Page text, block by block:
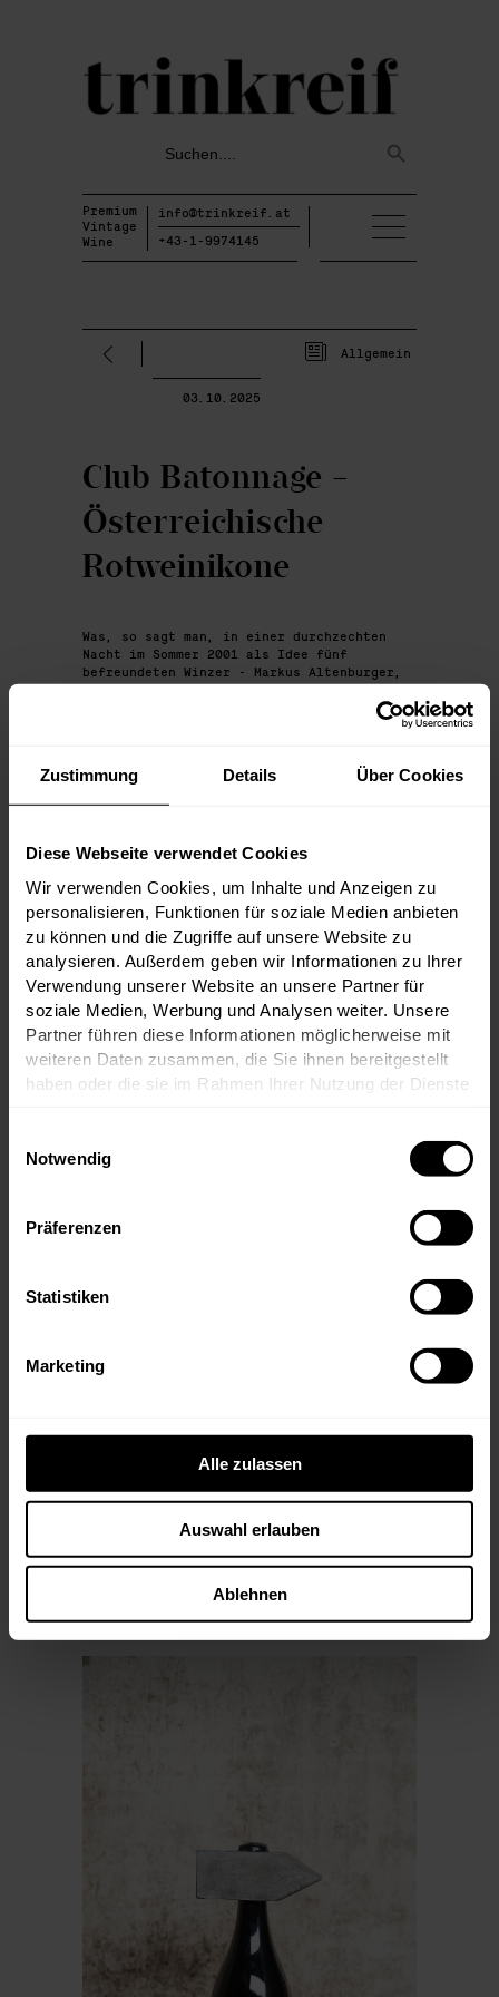
Zustimmung Details Über Cookies
Diese Webseite verwendet Cookies
Wir verwenden Cookies, um Inhalte und Anzeigen zu
personalisieren, Funktionen für soziale Medien anbieten
zu können und die Zugriffe auf unsere Website zu
analysieren. Außerdem geben wir Informationen zu Ihrer
Verwendung unserer Website an unsere Partner für
soziale Medien, Werbung und Analysen weiter. Unsere
Partner führen diese Informationen möglicherweise mit
weiteren Daten zusammen, die Sie ihnen bereitgestellt
haben oder die sie im Rahmen Ihrer Nutzung der Dienste
Notwendig
Präferenzen
Statistiken
Marketing
Alle zulassen
Auswahl erlauben
Ablehnen
for:
Button
Premium
Vintage
Wine
info@trinkreif.at
+43-1-9974145
Allgemein
03.10.2025
Club Batonnage –
Österreichische
Rotweinikone
Was, so sagt man, in einer durchzechten
Nacht im Sommer 2001 als Idee fünf
befreundeten Winzer - Markus Altenburger,
Scheiblhofer und Christian Tschida- ins
Batonnage.
angekauft - zu finden in der Selektion
-> trinkreif Selektion Batonnage im -PDF-
Format
-> trinkreif Selektion Batonnage im -XLS-
Format
***********
Bordelaiser Größe
Merlot. Der Blaufränkisch bringt Würze und
Spannung, der Merlot Fülle und
rund um die kalkreichen Leithaberg-Lagen
Das Markenzeichen des Club Batonnage ist
der Ausbau: zwei Mal zwölf Monate in neuen
französischen Barriques, das sogenannte
„double-oak“-Prinzip. Es ist ein
verleiht: dunkle Frucht, kräftige Tannine